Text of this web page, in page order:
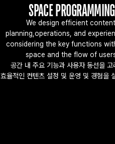
SPACE PROGRAMMING
We design efficient content
planning,operations, and
considering the key functions
space and the flow of
공간 내 주요 기능과 사용자 동선을 고
효율적인 컨텐츠 설정 및 운영 및 경험을